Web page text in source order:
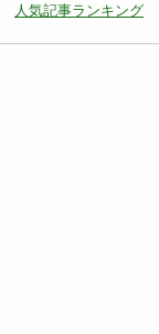
人気記事ランキング